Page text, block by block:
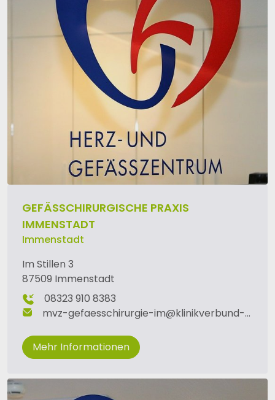
GEFÄSSCHIRURGISCHE PRAXIS I
MMENSTADT
Immenstadt
Im Stillen 3
87509 Immenstadt
08323 910 8383
mvz-gefaesschirurgie-im@klinikverbund-allgaeu
Mehr Informationen